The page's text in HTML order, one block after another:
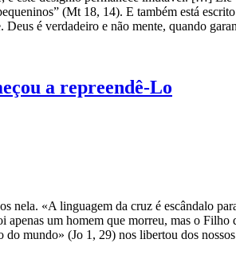
(Mt 18, 14). E também está
é verdadeiro e não mente, quando
a repreendê-Lo
nela. «A linguagem da cruz é escândalo
um homem que morreu, mas o
mundo» (Jo 1, 29) nos libertou dos